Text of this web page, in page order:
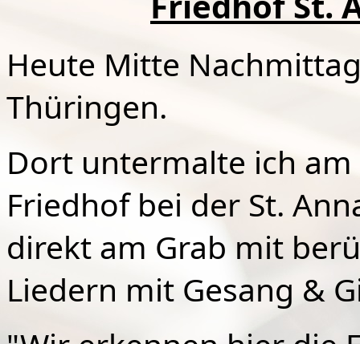
Heute Mitte
Thüringen.
Dort untermalte ich
Friedhof bei der St.
direkt am Grab mit
Liedern mit Gesang &